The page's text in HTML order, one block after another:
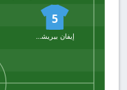
5
إيفان بيريشيتش